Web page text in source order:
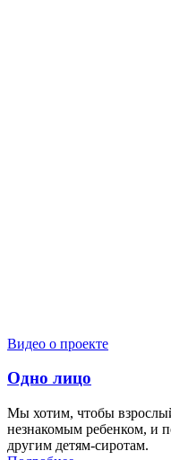
Видео о проекте
Одно лицо
Мы хотим, чтобы
незнакомым ребенком, и
другим детям-сиротам.